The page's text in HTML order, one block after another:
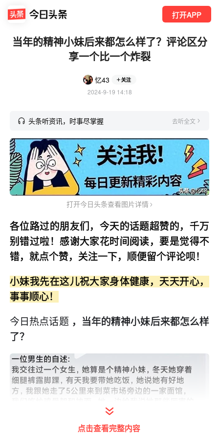
打开APP
当年的精神小妹后来都怎么样了？评论区分
享一个比一个炸裂
忆43 关注
2024-9-19 14:18
头条听资讯，时事尽掌握 去听全文
打开今日头条查看图片详情
各位路过的朋友们，今天的话题超赞的，千万
别错过啦！感谢大家花时间阅读，要是觉得不
错，就点个赞，关注一下，顺便留个评论呗！
小妹我先在这儿祝大家身体健康，天天开心，
事事顺心！
今日热点话题 ，当年的精神小妹后来都怎么样
了？
点击查看完整内容